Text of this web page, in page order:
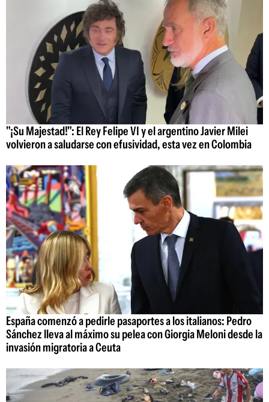
"¡Su Majestad!": El Rey Felipe VI y el argentino Javier Milei
volvieron a saludarse con efusividad, esta vez en Colombia
España comenzó a pedirle pasaportes a los italianos: Pedro
Sánchez lleva al máximo su pelea con Giorgia Meloni desde la
invasión migratoria a Ceuta